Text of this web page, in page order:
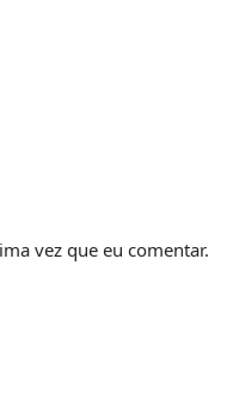
vez que eu comentar.